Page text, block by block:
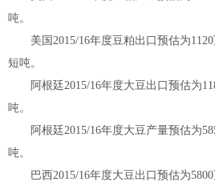
吨。
美国2015/16年度豆粕出口预估为1120
短吨。
阿根廷2015/16年度大豆出口预估为
吨。
阿根廷2015/16年度大豆产量预估为
吨。
巴西2015/16年度大豆出口预估为5800